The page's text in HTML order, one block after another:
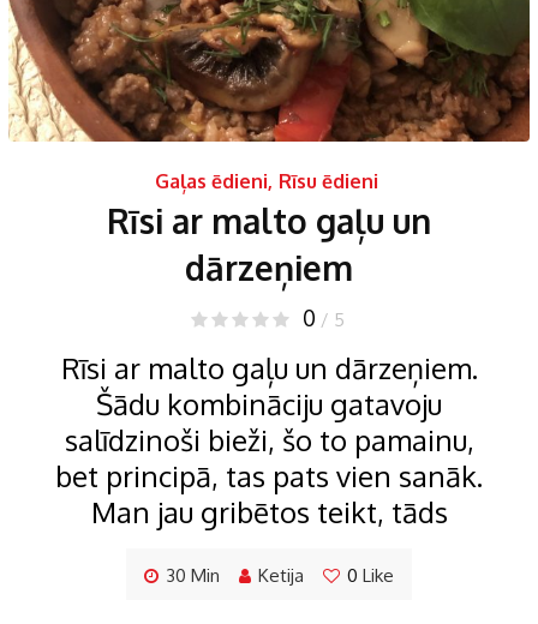
Gaļas ēdieni, Rīsu ēdieni
Rīsi ar malto gaļu un
dārzeņiem
0 / 5
Rīsi ar malto gaļu un dārzeņiem.
Šādu kombināciju gatavoju
salīdzinoši bieži, šo to pamainu,
bet principā, tas pats vien sanāk.
Man jau gribētos teikt, tāds
30 Min Ketija 0 Like